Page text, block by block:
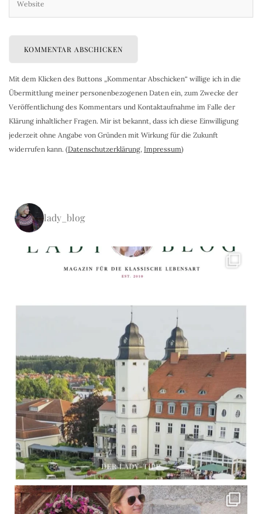
Mit dem Klicken des Buttons „Kommentar Abschicken“ willige ich in die
Übermittlung meiner personenbezogenen Daten ein, zum Zwecke der
Veröffentlichung des Kommentars und Kontaktaufnahme im Falle der
Klärung inhaltlicher Fragen. Mir ist bekannt, dass ich diese Einwilligung
jederzeit ohne Angabe von Gründen mit Wirkung für die Zukunft
widerrufen kann. (Datenschutzerklärung, Impressum)
lady_blog